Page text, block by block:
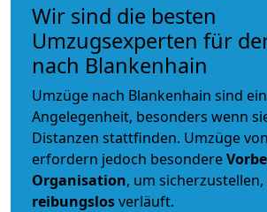
Wir sind die besten
Umzugsexperten für
nach Blankenhain
Umzüge nach Blankenhain sind
Angelegenheit, besonders wenn
Distanzen stattfinden. Umzüge
erfordern jedoch besondere
Organisation, um sicherzustellen,
reibungslosverläuft.